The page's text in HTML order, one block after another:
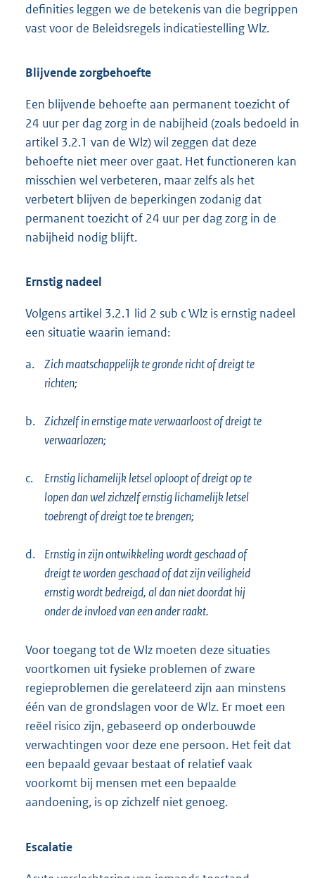
definities leggen we de betekenis van die begrippen
vast voor de Beleidsregels indicatiestelling Wlz.
Blijvende zorgbehoefte
Een blijvende behoefte aan permanent toezicht of
24 uur per dag zorg in de nabijheid (zoals bedoeld in
artikel 3.2.1 van de Wlz) wil zeggen dat deze
behoefte niet meer over gaat. Het functioneren kan
misschien wel verbeteren, maar zelfs als het
verbetert blijven de beperkingen zodanig dat
permanent toezicht of 24 uur per dag zorg in de
nabijheid nodig blijft.
Ernstig nadeel
Volgens artikel 3.2.1 lid 2 sub c Wlz is ernstig nadeel
een situatie waarin iemand:
a.
Zich maatschappelijk te gronde richt of dreigt te
richten;
b. Zichzelf in ernstige mate verwaarloost of dreigt te
verwaarlozen;
c.
Ernstig lichamelijk letsel oploopt of dreigt op te
lopen dan wel zichzelf ernstig lichamelijk letsel
toebrengt of dreigt toe te brengen;
d.
Ernstig in zijn ontwikkeling wordt geschaad of
dreigt te worden geschaad of dat zijn veiligheid
ernstig wordt bedreigd, al dan niet doordat hij
onder de invloed van een ander raakt.
Voor toegang tot de Wlz moeten deze situaties
voortkomen uit fysieke problemen of zware
regieproblemen die gerelateerd zijn aan minstens
één van de grondslagen voor de Wlz. Er moet een
reëel risico zijn, gebaseerd op onderbouwde
verwachtingen voor deze ene persoon. Het feit dat
een bepaald gevaar bestaat of relatief vaak
voorkomt bij mensen met een bepaalde
aandoening, is op zichzelf niet genoeg.
Escalatie